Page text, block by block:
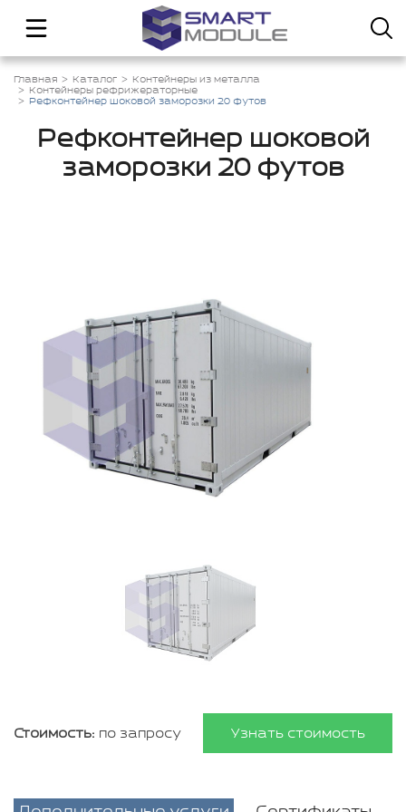
Главная Каталог
Контейнеры из металла
Контейнеры рефрижераторные
Рефконтейнер шоковой заморозки 20 футов
Рефконтейнер шоковой
заморозки 20 футов
Стоимость: по запросу Узнать стоимость